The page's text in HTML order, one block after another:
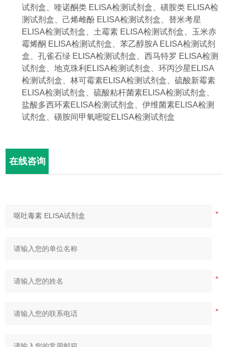
试剂盒、喹诺酮类 ELISA检测试剂盒、磺胺类 ELISA检
测试剂盒、己烯雌酚 ELISA检测试剂盒、替米考星
ELISA检测试剂盒、土霉素 ELISA检测试剂盒、玉米赤
霉烯酮 ELISA检测试剂盒、苯乙醇胺A ELISA检测试剂
盒、孔雀石绿 ELISA检测试剂盒、西马特罗 ELISA检测
试剂盒、地克珠利 ELISA检测试剂盒、环丙沙星 ELISA
检测试剂盒、林可霉素ELISA检测试剂盒、硫酸新霉素
ELISA检测试剂盒、硫酸粘杆菌素ELISA检测试剂盒、
盐酸多西环素ELISA检测试剂盒、伊维菌素ELISA检测
试剂盒、磺胺间甲氧嘧啶ELISA检测试剂盒
在线咨询